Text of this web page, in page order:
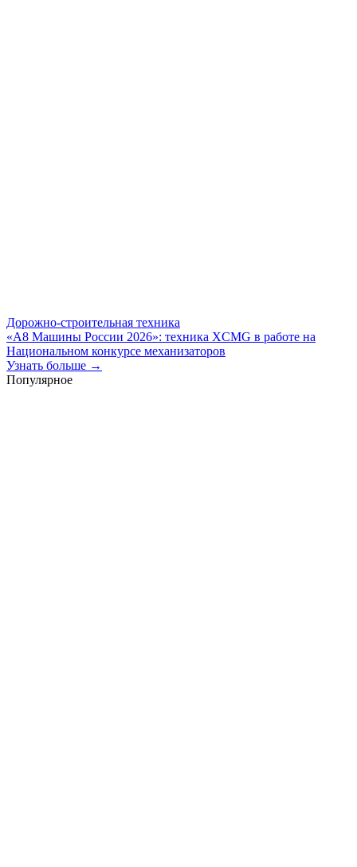
Дорожно-строительная техника
«А8 Машины России 2026»: техника XCMG в работе на
Национальном конкурсе механизаторов
Узнать больше →
Популярное